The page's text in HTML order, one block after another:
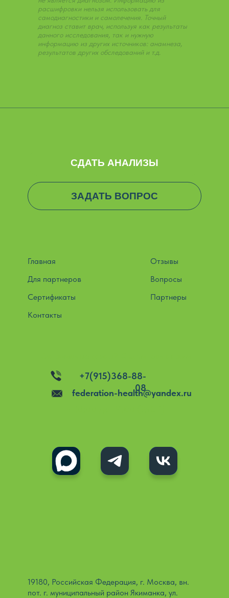
расшифровки нельзя использовать для
самодиагностики и самолечения. Точный
диагноз ставит врач, используя как результаты
данного исследования, так и нужную
информацию из других источников: анамнеза,
результатов других обследований и т.д.
Главная
Отзывы
Вопросы
19180, Российская Федерация, г. Москва, вн.
пот. г. муниципальный район Якиманка, ул.
Партнеры
Сертификаты
Контакты
СДАТЬ АНАЛИЗЫ
ЗАДАТЬ ВОПРОС
+7(915)368-88-
08
federation-health@yandex.ru
Для партнеров